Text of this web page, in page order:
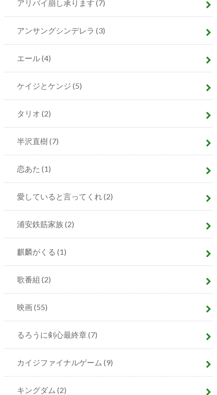
アリバイ崩し承ります (7)
アンサングシンデレラ (3)
エール(4)
ケイジとケンジ (5)
タリオ (2)
半沢直樹(7)
恋あた (1)
愛していると言ってくれ(2)
浦安鉄筋家族(2)
麒麟がくる (1)
歌番組 (2)
映画(55)
るろうに剣心最終章(7)
カイジファイナルゲーム (9)
キングダム (2)